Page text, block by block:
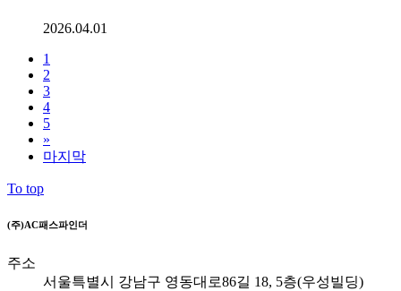
2026.04.01
1
2
3
4
5
»
마지막
To top
(주)AC패스파인더
주소
서울특별시 강남구 영동대로86길 18, 5층(우성빌딩)